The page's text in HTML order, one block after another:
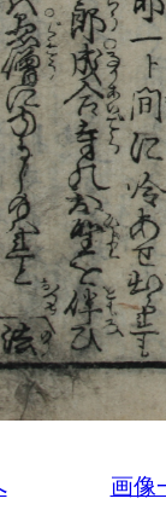
画像